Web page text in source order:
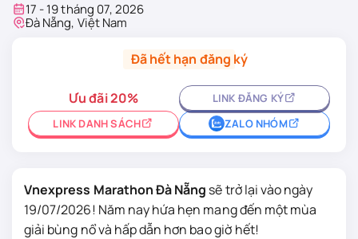
17 - 19 tháng 07, 2026
Đà Nẵng, Việt Nam
Đã hết hạn đăng ký
Ưu đãi 20%
LINK ĐĂNG KÝ
LINK DANH SÁCH
ZALO NHÓM
Vnexpress Marathon Đà Nẵng sẽ trở lại vào ngày
19/07/2026! Năm nay hứa hẹn mang đến một mùa
giải bùng nổ và hấp dẫn hơn bao giờ hết!